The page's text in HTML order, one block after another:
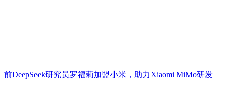
前DeepSeek研究员罗福莉加盟小米，助力Xiaomi MiMo研发